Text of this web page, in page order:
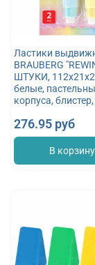
Ластики
BRAUBERG
ШТУКИ,
белые,
корпуса,
276.95 руб
В корзину